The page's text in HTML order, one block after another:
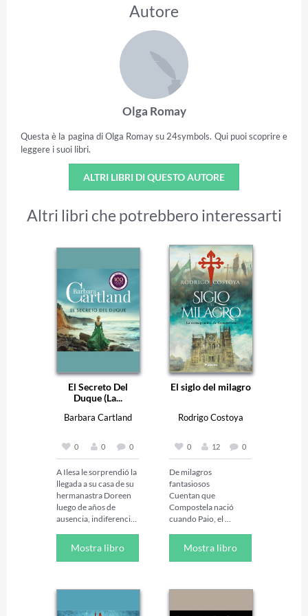
Autore
Olga Romay
Questa è la pagina di Olga Romay su 24symbols. Qui puoi scoprire e
leggere i suoi libri.
ALTRI LIBRI DI QUESTO AUTORE
Altri libri che potrebbero interessarti
El Secreto Del
Duque (La...
Barbara Cartland
0 0 0
A Ilesa le sorprendió la
llegada a su casa de su
hermanastra Doreen
luego de años de
ausencia, indiferencia
Doreen pretendía
casarse con el Duque
pretexto de mostrarle
Padre y así evitar que el
Mostra libro
El siglo del milagro
Rodrigo Costoya
0 12 0
De milagros
fantasiosos
Cuentan que
Compostela nació
cuando Paio, el
por unas luminarias
misteriosas hasta la
nombre de Campus
el rey Alfonso II fue el
Mostra libro